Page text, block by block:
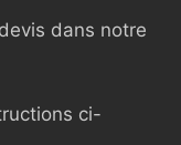
dans notre
ci-